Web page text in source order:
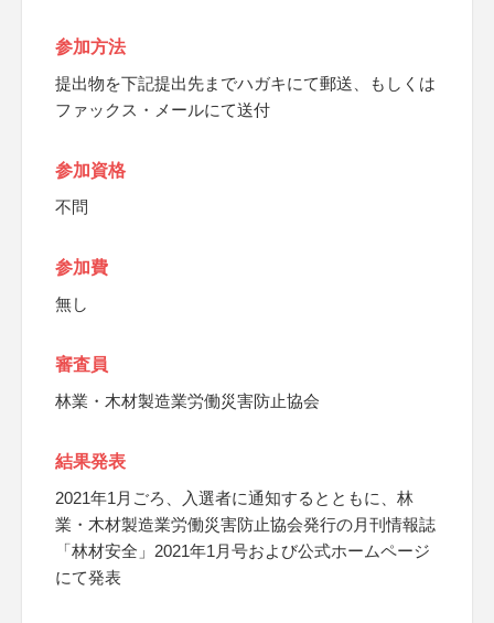
参加方法
提出物を下記提出先までハガキにて郵送、もしくは
ファックス・メールにて送付
参加資格
不問
参加費
無し
審査員
林業・木材製造業労働災害防止協会
結果発表
2021年1月ごろ、入選者に通知するとともに、林
業・木材製造業労働災害防止協会発行の月刊情報誌
「林材安全」2021年1月号および公式ホームページ
にて発表